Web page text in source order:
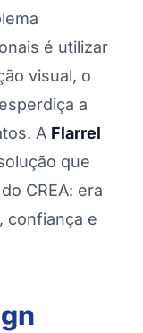
é utilizar
visual, o
a
A Flarrel
que
CREA: era
confiança e